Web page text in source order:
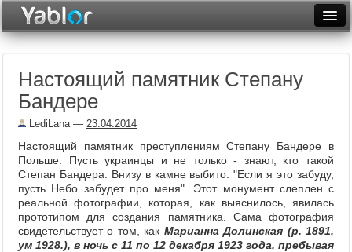
Неделя
Архив
Фототоп
Видеотоп
Настоящий памятник Степану
Бандере
LediLana— 23.04.2014
Настоящий памятник преступлениям Степану Бандере в
Польше. Пусть украинцы и не только - знают, кто такой
Степан Бандера. Внизу в камне выбито: "Если я это забуду,
пусть Небо забудет про меня". Этот монумент слеплен с
реальной фотографии , которая, как выяснилось, явилась
прототипом для создания памятника. Сама фотография
свидетельствует о том, как Марианна Долинская (р. 1891,
ум 1928.), в ночь с 11 по 12 декабря 1923 года, пребывая